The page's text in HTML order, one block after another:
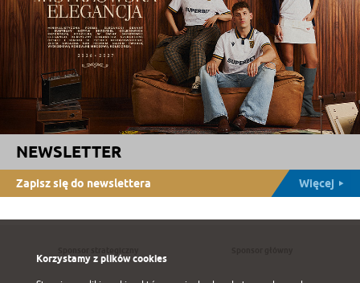
NEWSLETTER
Zapisz się do newslettera Więcej
Korzystamy z plików cookies